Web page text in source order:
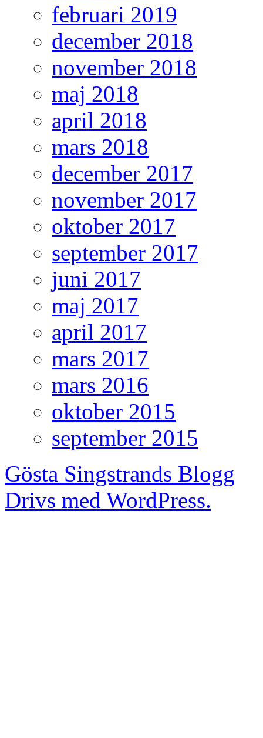
februari 2019
december 2018
november 2018
maj 2018
april 2018
mars 2018
december 2017
november 2017
oktober 2017
september 2017
juni 2017
maj 2017
april 2017
mars 2017
mars 2016
oktober 2015
september 2015
Gösta Singstrands Blogg
Drivs med WordPress.